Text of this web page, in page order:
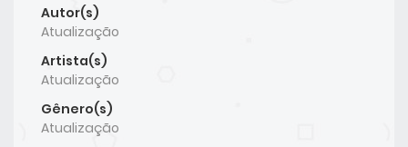
Autor(s)
Atualização
Artista(s)
Atualização
Gênero(s)
Atualização